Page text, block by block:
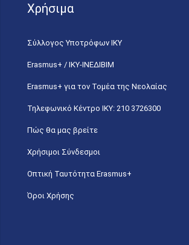
Χρήσιμα
Σύλλογος Υποτρόφων ΙΚΥ
Erasmus+ / ΙΚΥ-ΙΝΕΔΙΒΙΜ
Erasmus+ για τον Τομέα της Νεολαίας
Τηλεφωνικό Κέντρο IKY: 210 3726300
Πώς θα μας βρείτε
Χρήσιμοι Σύνδεσμοι
Οπτική Ταυτότητα Erasmus+
Όροι Χρήσης